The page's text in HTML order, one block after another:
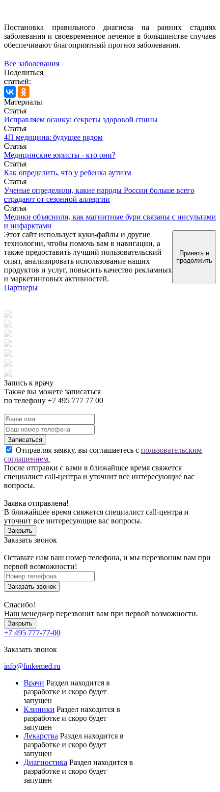
Постановка правильного диагноза на ранних стадиях
заболевания и своевременное лечение в большинстве случаев
обеспечивают благоприятный прогноз заболевания.
Все заболевания
Поделиться
статьей:
Материалы
Статья
Исправляем осанку: секреты здоровой спины
Статья
4П медицина: будущее рядом
Статья
Медицинские юристы - кто они?
Статья
Как определить, что у ребенка аутизм
Статья
Ученые определили, какие народы России больше всего
страдают от сезонной аллергии
Статья
Медики объяснили, как магнитные бури связаны с инсультами
и инфарктами
Этот сайт использует куки-файлы и другие
технологии, чтобы помочь вам в навигации, а
также предоставить лучший пользовательский
опыт, анализировать использование наших
продуктов и услуг, повысить качество рекламных
и маркетинговых активностей.
Принять и
продолжить
Партнеры
Запись к врачу
Также вы можете записаться
по телефону +7 495 777 77 00
Записаться
Отправляя заявку, вы соглашаетесь с пользовательским
соглашением.
После отправки с вами в ближайшее время свяжется
специалист call-центра и уточнит все интересующие вас
вопросы.
Заявка отправлена!
В ближайшее время свяжется специалист call-центра и
уточнит все интересующие вас вопросы.
Закрыть
Заказать звонок
Оставьте нам ваш номер телефона, и мы перезвоним вам при
первой возможности!
Заказать звонок
Спасибо!
Наш менеджер перезвонит вам при первой возможности.
Закрыть
+7 495 777-77-00
Заказать звонок
info@linkemed.ru
Врачи Раздел находится в
разработке и скоро будет
запущен
Клиники Раздел находится в
разработке и скоро будет
запущен
Лекарства Раздел находится в
разработке и скоро будет
запущен
Диагностика Раздел находится в
разработке и скоро будет
запущен